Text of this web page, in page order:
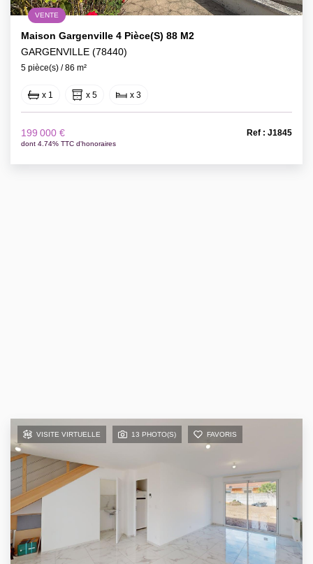
VENTE
Maison Gargenville 4 Pièce(s) 88 M2
GARGENVILLE (78440)
5 pièce(s) / 86 m²
x 1 x 5 x 3
199 000 €
dont 4.74% TTC d'honoraires
Ref : J1845
VISITE VIRTUELLE 13 PHOTO(S) FAVORIS